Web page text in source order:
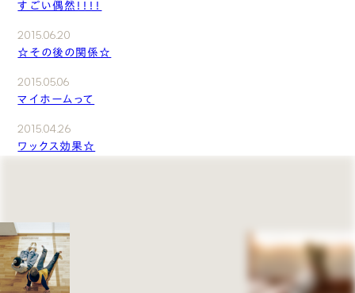
すごい偶然！！！！
2015.06.20
☆その後の関係☆
2015.05.06
マイホームって
2015.04.26
ワックス効果☆